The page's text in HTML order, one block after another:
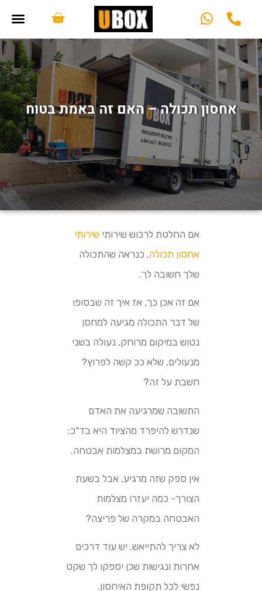
אחסון תכולה – האם זה באמת בטוח
אם החלטת לרכוש שירותי שירותי
אחסון תכולה, כנראה שהתכולה
שלך חשובה לך.
אם זה אכן כך, אז איך זה שבסופו
של דבר התכולה מגיעה למחסן
נטוש במיקום מרוחק, נעולה בשני
מנעולים, שלא ככ קשה לפרוץ?
חשבת על זה?
התשובה שמרגיעה את האדם
שנדרש להיפרד מהציוד היא בד"כ:
המקום מרושת במצלמות אבטחה.
אין ספק שזה מרגיע, אבל בשעת
הצורך- כמה יעזרו מצלמות
האבטחה במקרה של פריצה?
לא צריך להתייאש. יש עוד דרכים
אחרות ונגישות שכן יספקו לך שקט
נפשי לכל תקופת האיחסון.